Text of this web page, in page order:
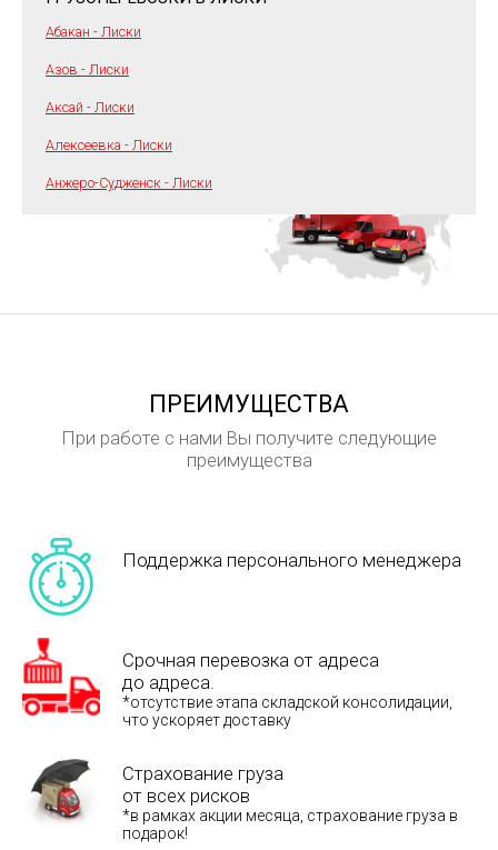
Абакан - Лиски
Азов - Лиски
Аксай - Лиски
Алексеевка - Лиски
Анжеро-Судженск - Лиски
ПРЕИМУЩЕСТВА
При работе с нами Вы получите следующие
преимущества
Поддержка персонального менеджера
Срочная перевозка от адреса
до адреса.
*отсутствие этапа складской консолидации,
что ускоряет доставку
Страхование груза
от всех рисков
*в рамках акции месяца, страхование груза в
подарок!